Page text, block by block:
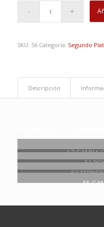
SKU: 56 Categoría: Segundo
Descripción
57.GAMBA